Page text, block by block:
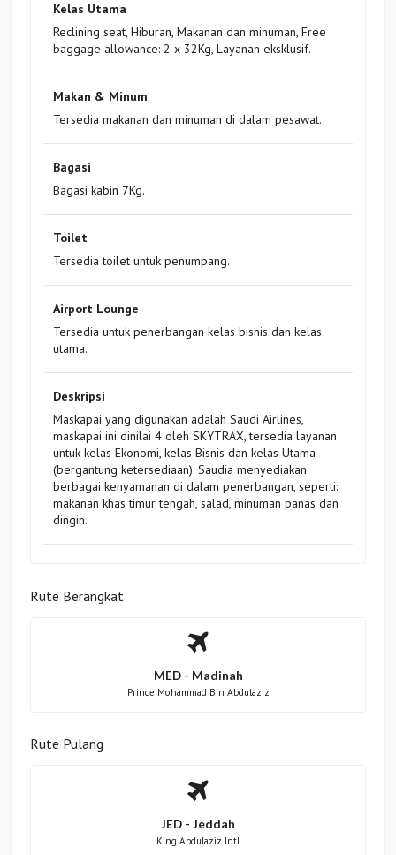
Kelas Utama
Reclining seat, Hiburan, Makanan dan minuman, Free
baggage allowance: 2 x 32Kg, Layanan eksklusif.
Makan & Minum
Tersedia makanan dan minuman di dalam pesawat.
Bagasi
Bagasi kabin 7Kg.
Toilet
Tersedia toilet untuk penumpang.
Airport Lounge
Tersedia untuk penerbangan kelas bisnis dan kelas
utama.
Deskripsi
Maskapai yang digunakan adalah Saudi Airlines,
maskapai ini dinilai 4 oleh SKYTRAX, tersedia layanan
untuk kelas Ekonomi, kelas Bisnis dan kelas Utama
(bergantung ketersediaan). Saudia menyediakan
berbagai kenyamanan di dalam penerbangan, seperti:
makanan khas timur tengah, salad, minuman panas dan
dingin.
Rute Berangkat
MED - Madinah
Prince Mohammad Bin Abdulaziz
Rute Pulang
JED - Jeddah
King Abdulaziz Intl